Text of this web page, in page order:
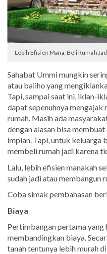
Lebih Efisien Mana, Beli Rumah
Sahabat Ummi mungkin
atau baliho yang
Tapi, sampai saat ini, iklan-
dapat sepenuhnya
rumah. Masih ada
dengan alasan bisa
impian. Tapi, untuk keluarga
membeli rumah jadi karena
Lalu, lebih efisien manakah
sudah jadi atau membangun
Coba simak pembahasan
Biaya
Pertimbangan pertama yang
membandingkan biaya.
tanah tentunya lebih murah